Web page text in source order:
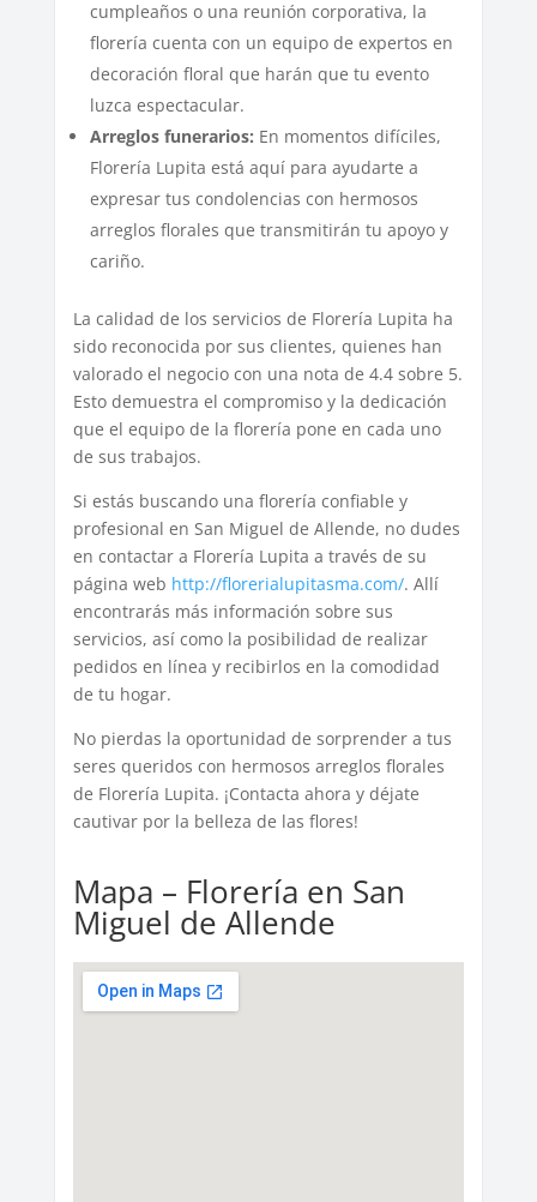
cumpleaños o una reunión corporativa, la
florería cuenta con un equipo de expertos en
decoración floral que harán que tu evento
luzca espectacular.
Arreglos funerarios: En momentos difíciles,
Florería Lupita está aquí para ayudarte a
expresar tus condolencias con hermosos
arreglos florales que transmitirán tu apoyo y
cariño.
La calidad de los servicios de Florería Lupita ha
sido reconocida por sus clientes, quienes han
valorado el negocio con una nota de 4.4 sobre 5.
Esto demuestra el compromiso y la dedicación
que el equipo de la florería pone en cada uno
de sus trabajos.
Si estás buscando una florería confiable y
profesional en San Miguel de Allende, no dudes
en contactar a Florería Lupita a través de su
página web http://florerialupitasma.com/. Allí
encontrarás más información sobre sus
servicios, así como la posibilidad de realizar
pedidos en línea y recibirlos en la comodidad
de tu hogar.
No pierdas la oportunidad de sorprender a tus
seres queridos con hermosos arreglos florales
de Florería Lupita. ¡Contacta ahora y déjate
cautivar por la belleza de las flores!
Mapa – Florería en San
Miguel de Allende